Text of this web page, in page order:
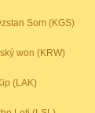
Som (KGS)
won (KRW)
(LAK)